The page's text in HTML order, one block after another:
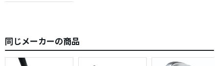
同じメーカーの商品